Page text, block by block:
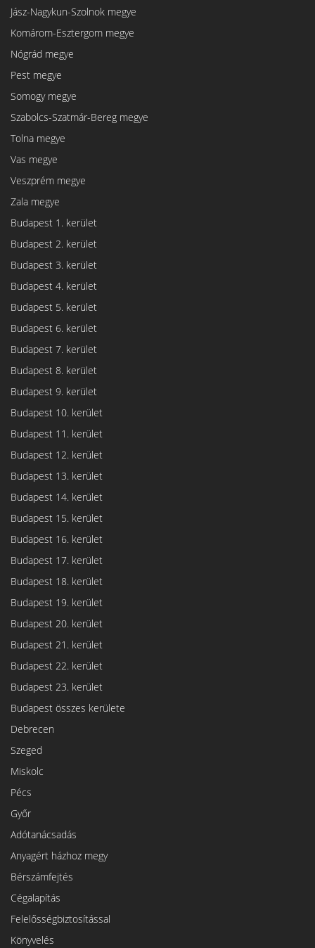
Jász-Nagykun-Szolnok megye
Komárom-Esztergom megye
Nógrád megye
Pest megye
Somogy megye
Szabolcs-Szatmár-Bereg megye
Tolna megye
Vas megye
Veszprém megye
Zala megye
Budapest 1. kerület
Budapest 2. kerület
Budapest 3. kerület
Budapest 4. kerület
Budapest 5. kerület
Budapest 6. kerület
Budapest 7. kerület
Budapest 8. kerület
Budapest 9. kerület
Budapest 10. kerület
Budapest 11. kerület
Budapest 12. kerület
Budapest 13. kerület
Budapest 14. kerület
Budapest 15. kerület
Budapest 16. kerület
Budapest 17. kerület
Budapest 18. kerület
Budapest 19. kerület
Budapest 20. kerület
Budapest 21. kerület
Budapest 22. kerület
Budapest 23. kerület
Budapest összes kerülete
Debrecen
Szeged
Miskolc
Pécs
Győr
Adótanácsadás
Anyagért házhoz megy
Bérszámfejtés
Cégalapítás
Felelősségbiztosítással
Könyvelés